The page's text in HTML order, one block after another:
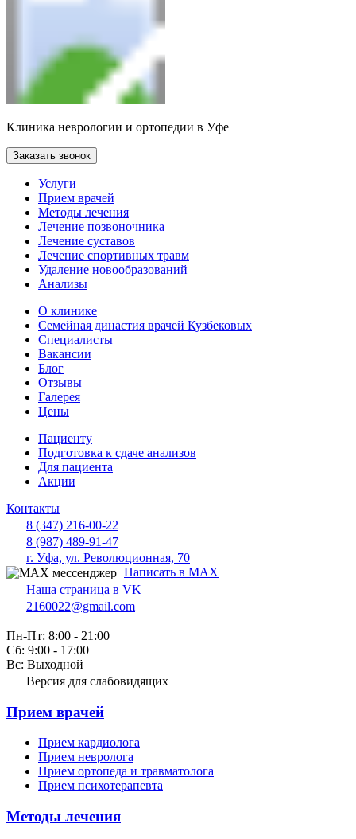
Клиника неврологии и ортопедии в Уфе
Заказать звонок
Услуги
Прием врачей
Методы лечения
Лечение позвоночника
Лечение суставов
Лечение спортивных травм
Удаление новообразований
Анализы
О клинике
Семейная династия врачей Кузбековых
Специалисты
Вакансии
Блог
Отзывы
Галерея
Цены
Пациенту
Подготовка к сдаче анализов
Для пациента
Акции
Контакты
8 (347) 216-00-22
8 (987) 489-91-47
г. Уфа, ул. Революционная, 70
Написать в MAX
Наша страница в VK
2160022@gmail.com
Пн-Пт: 8:00 - 21:00
Сб: 9:00 - 17:00
Вс: Выходной
Версия для слабовидящих
Прием врачей
Прием кардиолога
Прием невролога
Прием ортопеда и травматолога
Прием психотерапевта
Методы лечения